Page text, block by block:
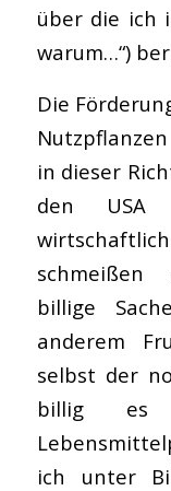
über die ich
warum…“)
Die
in dieser
den
schmeißen
billige
anderem
selbst der
billig es
ich unter